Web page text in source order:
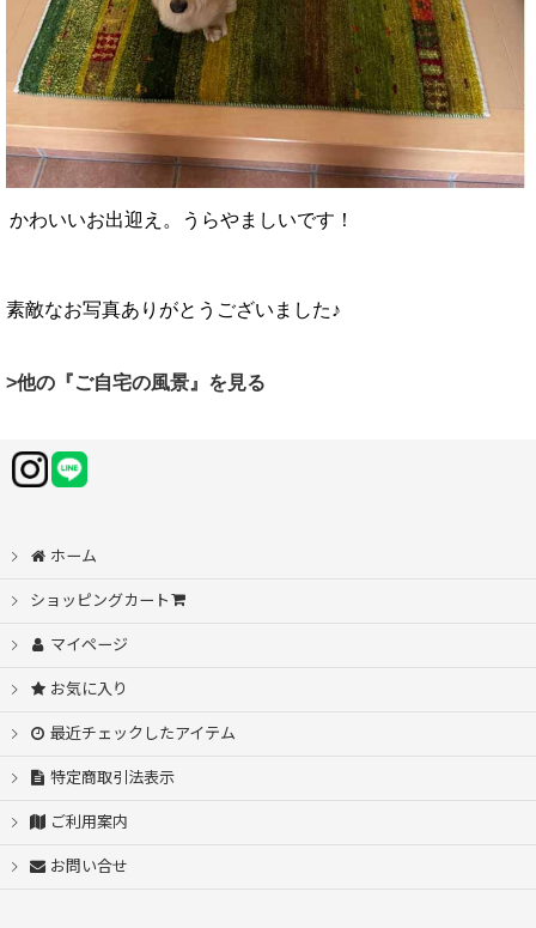
かわいいお出迎え。 うらやましいです！
素敵なお写真ありがとうございました♪
>他の『ご自宅の風景』を見る
ホーム
ショッピングカート
マイページ
お気に入り
最近チェックしたアイテム
特定商取引法表示
ご利用案内
お問い合せ